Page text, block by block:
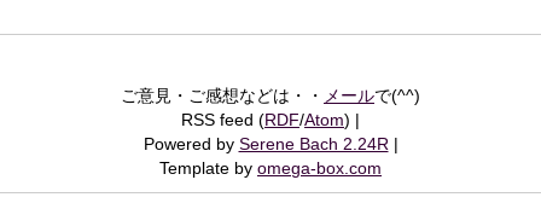
ご意見・ご感想などは・・ メールで(^^)
RSS feed (RDF/Atom)
Powered by Serene Bach 2.24R
Template by omega-box.com